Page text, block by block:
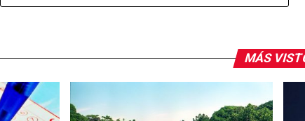
anticipación y formar parte de una de las
Benny Ibarra fue visto en el restaurante
degustando diversos platillos en compañía de su
MÁS